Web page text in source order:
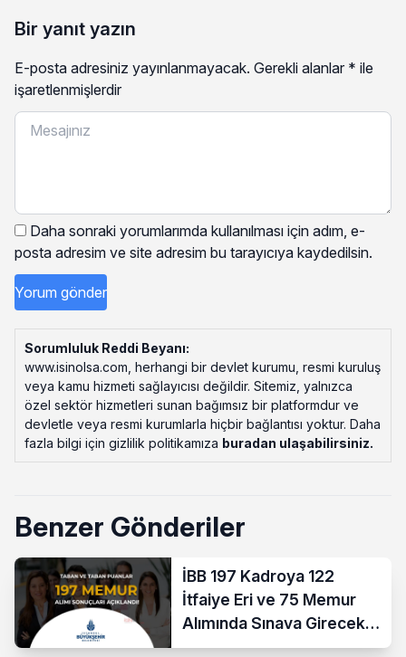
Bir yanıt yazın
E-posta adresiniz yayınlanmayacak. Gerekli alanlar * ile
işaretlenmişlerdir
Daha sonraki yorumlarımda kullanılması için adım, e-
posta adresim ve site adresim bu tarayıcıya kaydedilsin.
Sorumluluk Reddi Beyanı:
www.isinolsa.com, herhangi bir devlet kurumu, resmi kuruluş
veya kamu hizmeti sağlayıcısı değildir. Sitemiz, yalnızca
özel sektör hizmetleri sunan bağımsız bir platformdur ve
devletle veya resmi kurumlarla hiçbir bağlantısı yoktur. Daha
fazla bilgi için gizlilik politikamıza buradan ulaşabilirsiniz.
Benzer Gönderiler
İBB 197 Kadroya 122
İtfaiye Eri ve 75 Memur
Alımında Sınava Girecek
712 Aday Belli Oldu